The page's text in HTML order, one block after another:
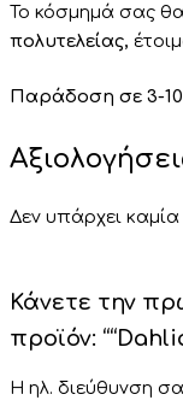
Το κόσμημά σας
πολυτελείας,
Παράδοση σε 3-10
Δεν υπάρχει
Κάνετε την
προϊόν:
Η ηλ. διεύθυνση